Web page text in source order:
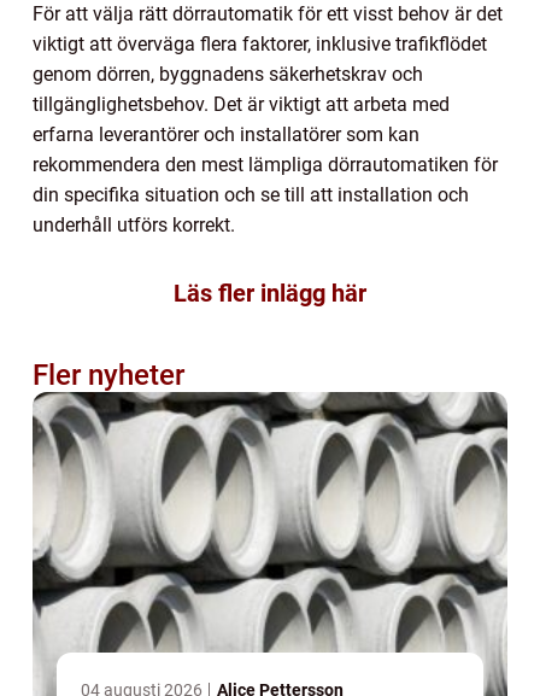
För att välja rätt dörrautomatik för ett visst behov är det
viktigt att överväga flera faktorer, inklusive trafikflödet
genom dörren, byggnadens säkerhetskrav och
tillgänglighetsbehov. Det är viktigt att arbeta med
erfarna leverantörer och installatörer som kan
rekommendera den mest lämpliga dörrautomatiken för
din specifika situation och se till att installation och
underhåll utförs korrekt.
Läs fler inlägg här
Fler nyheter
04 augusti 2026 Alice Pettersson